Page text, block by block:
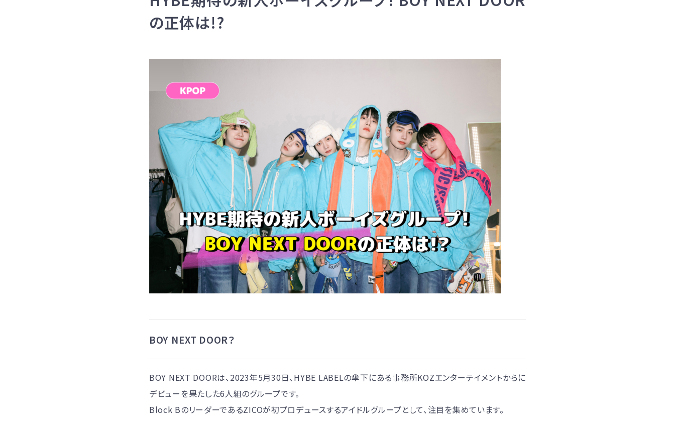
の正体は!?
BOY NEXT DOOR？
BOY NEXT DOORは、2023年5月30日、HYBE LABELの傘下にある事務所KOZエンターテイメントからに
デビューを果たした6人組のグループです。
Block BのリーダーであるZICOが初プロデュースするアイドルグループとして、注目を集めています。